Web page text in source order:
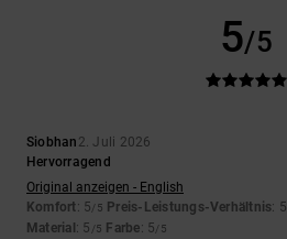
5/5
Siobhan 2. Juli 2026
Hervorragend
Original anzeigen - English
Komfort: 5/5 Preis-Leistungs-Verhältnis: 5
Material: 5 /5 Farbe: 5/5